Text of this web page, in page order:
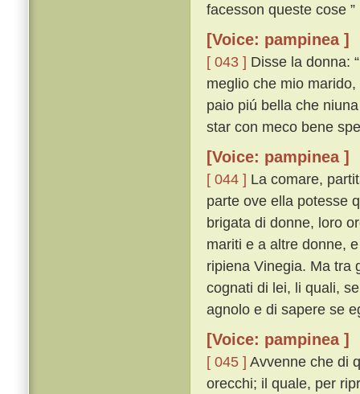
facesson queste cose ”
[Voice: pampinea ]
[ 043 ] Disse la donna:
meglio che mio
paio piú bella che
star con meco bene
[Voice: pampinea ]
[ 044 ] La comare,
parte ove ella potesse
brigata di donne, loro
mariti e a altre donne,
ripiena Vinegia. Ma tra
cognati di lei, li quali,
agnolo e di sapere se
[Voice: pampinea ]
[ 045 ] Avvenne che di
orecchi; il quale, per